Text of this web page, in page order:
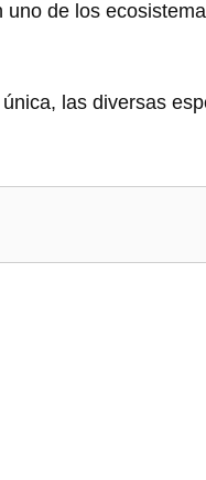
de los
las diversas